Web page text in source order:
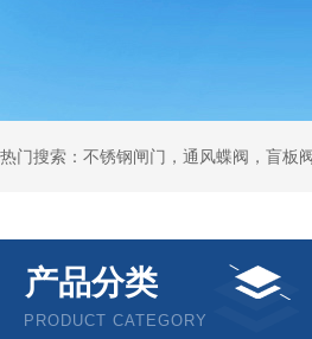
热门搜索：不锈钢闸门，通风蝶阀，盲板
产品分类
PRODUCT CATEGORY